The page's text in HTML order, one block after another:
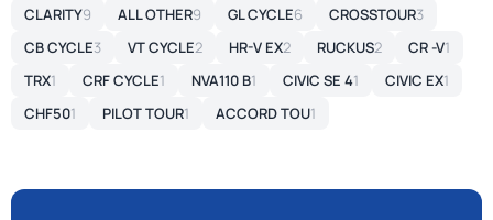
CLARITY9 ALL OTHER9 GL CYCLE6 CROSSTOUR3
CB CYCLE3 VT CYCLE2 HR-V EX2 RUCKUS2 CR -V1
TRX1 CRF CYCLE1 NVA110 B1 CIVIC SE 41 CIVIC EX1
CHF501 PILOT TOUR1 ACCORD TOU1